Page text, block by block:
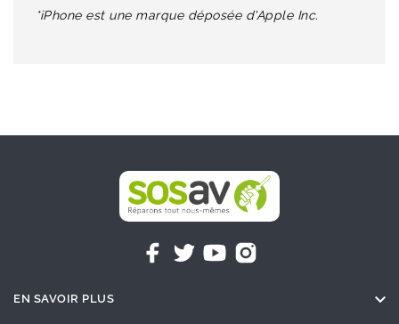
*iPhone est une marque déposée d'Apple Inc.
EN SAVOIR PLUS 